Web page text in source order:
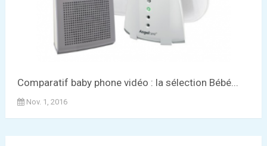
Comparatif baby phone vidéo : la sélection Bébé...
Nov. 1, 2016